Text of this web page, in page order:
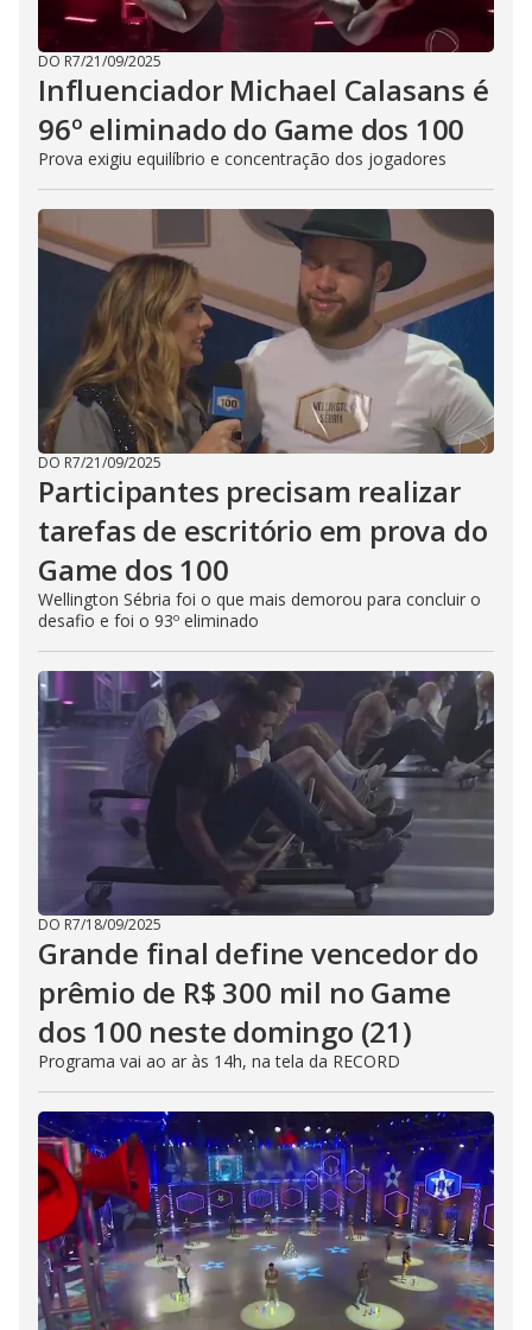
DO R7/21/09/2025
Influenciador Michael Calasans é
96º eliminado do Game dos 100
Prova exigiu equilíbrio e concentração dos jogadores
DO R7/21/09/2025
Participantes precisam realizar
tarefas de escritório em prova do
Game dos 100
Wellington Sébria foi o que mais demorou para concluir o
desafio e foi o 93º eliminado
DO R7/18/09/2025
Grande final define vencedor do
prêmio de R$ 300 mil no Game
dos 100 neste domingo (21)
Programa vai ao ar às 14h, na tela da RECORD